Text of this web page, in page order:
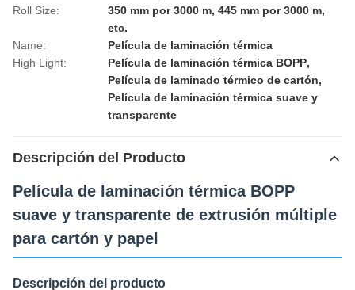
Roll Size:
350 mm por 3000 m, 445 mm por 3000 m,
etc.
Name:
Película de laminación térmica
High Light:
Película de laminación térmica BOPP,
Película de laminado térmico de cartón,
Película de laminación térmica suave y
transparente
Descripción del Producto
Película de laminación térmica BOPP
suave y transparente de extrusión múltiple
para cartón y papel
Descripción del producto